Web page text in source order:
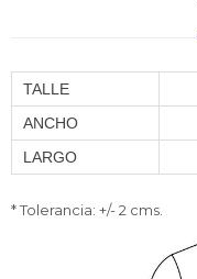
TALLE
ANCHO
LARGO
* Tolerancia: +/- 2 cms.